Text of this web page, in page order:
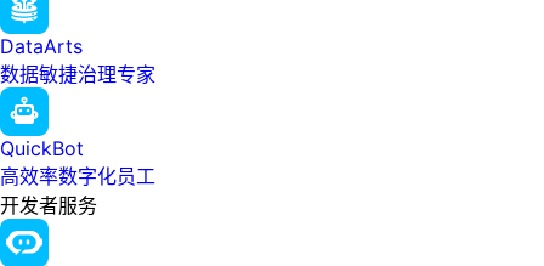
DataArts
数据敏捷治理专家
QuickBot
高效率数字化员工
开发者服务